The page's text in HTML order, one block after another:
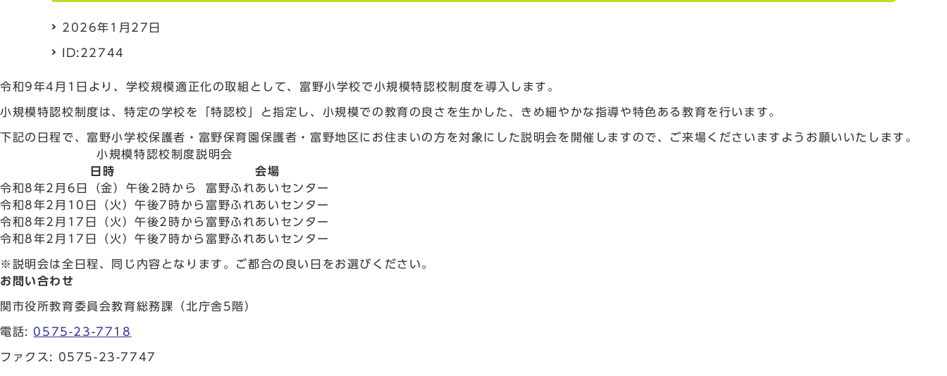
2026年1月27日
ID:22744
令和9年4月1日より、学校規模適正化の取組として、富野小学校で小規模特認校制度を導入します。
小規模特認校制度は、特定の学校を「特認校」と指定し、小規模での教育の良さを生かした、きめ細やかな指導や特色ある教育を行います。
下記の日程で、富野小学校保護者・富野保育園保護者・富野地区にお住まいの方を対象にした説明会を開催しますので、ご来場くださいますようお願いいたします。
小規模特認校制度説明会
日時
会場
令和8年2月6日（金）午後2時から
富野ふれあいセンター
令和8年2月10日（火）午後7時から 富野ふれあいセンター
令和8年2月17日（火）午後2時から 富野ふれあいセンター
令和8年2月17日（火）午後7時から 富野ふれあいセンター
※説明会は全日程、同じ内容となります。ご都合の良い日をお選びください。
お問い合わせ
関市役所教育委員会教育総務課（北庁舎5階）
電話: 0575-23-7718
ファクス: 0575-23-7747